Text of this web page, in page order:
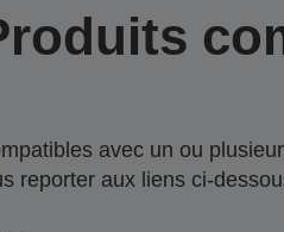
avec un ou
reporter aux liens ci-